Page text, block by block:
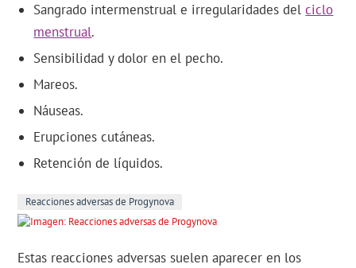
Sangrado intermenstrual e irregularidades delciclo
menstrual.
Sensibilidad y dolor en el pecho.
Mareos.
Náuseas.
Erupciones cutáneas.
Retención de líquidos.
Reacciones adversas de Progynova
Estas reacciones adversas suelen aparecer en los